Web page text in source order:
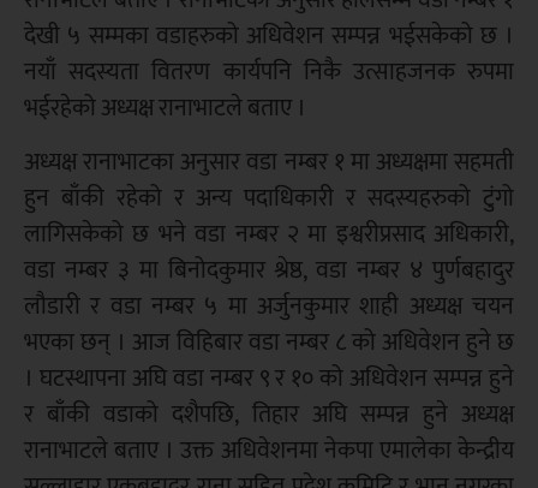
देखी ५ सम्मका वडाहरुको अधिवेशन सम्पन्न भईसकेको छ ।
नयाँ सदस्यता वितरण कार्यपनि निकै उत्साहजनक रुपमा
भईरहेको अध्यक्ष रानाभाटले बताए ।
अध्यक्ष रानाभाटका अनुसार वडा नम्बर १ मा अध्यक्षमा सहमती
हुन बाँकी रहेको र अन्य पदाधिकारी र सदस्यहरुको टुंगो
लागिसकेको छ भने वडा नम्बर २ मा इश्वरीप्रसाद अधिकारी,
वडा नम्बर ३ मा बिनोदकुमार श्रेष्ठ, वडा नम्बर ४ पुर्णबहादुर
लौडारी र वडा नम्बर ५ मा अर्जुनकुमार शाही अध्यक्ष चयन
भएका छन् । आज विहिबार वडा नम्बर ८ को अधिवेशन हुने छ
। घटस्थापना अघि वडा नम्बर ९ र १० को अधिवेशन सम्पन्न हुने
र बाँकी वडाको दशैपछि, तिहार अघि सम्पन्न हुने अध्यक्ष
रानाभाटले बताए । उक्त अधिवेशनमा नेकपा एमालेका केन्द्रीय